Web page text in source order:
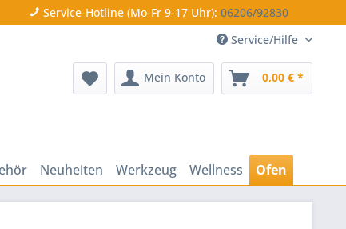
Service-Hotline (Mo-Fr 9-17 Uhr): 06206/92830
Service/Hilfe
Mein Konto 0,00 € *
Neuheiten Werkzeug Wellness Ofen